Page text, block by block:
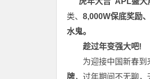
类、 8,000W保底奖励
水鬼。
趁过年变强大吧!
为迎接中国新春到
牌，过年期间不无聊，